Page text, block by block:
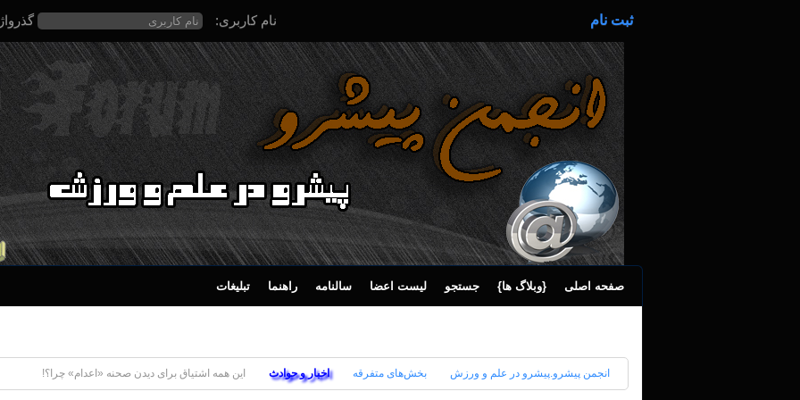
ثبت نام نام کاربری:
صفحه اصلی {وبلاگ ها} جستجو لیست اعضا سالنامه راهنما تبلیغات
انجمن پیشرو.پیشرو در علم و ورزش بخش‌‌های متفرقه اخبار و حوادث این همه اشتیاق برای دیدن صحنه «اعدام» چرا؟!